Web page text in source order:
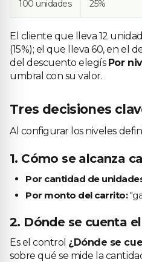
100 unidades 25%
El cliente que lleva 12
(15%); el que lleva 60, en el
del descuento elegís Por
umbral con su valor.
Tres decisiones
Al configurar los niveles
1. Cómo se alcanza
Por cantidad de
Por monto del carrito:
2. Dónde se cuenta
Es el control ¿Dónde se
sobre qué se mide la